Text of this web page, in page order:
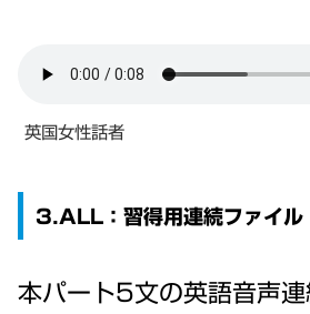
英国女性話者
3.ALL：習得用連続ファイル
本パート5文の英語音声